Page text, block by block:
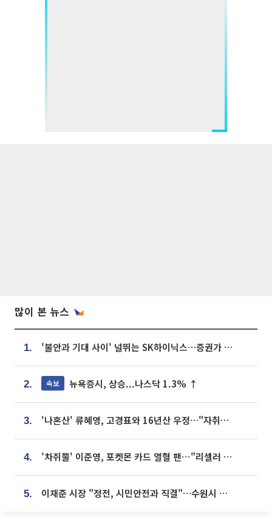
많이 본 뉴스
1. '불안과 기대 사이' 널뛰는 SK하이닉스…증권가 "HBM4·LTA 기반 펀터멘털 견고"
2. 속보 뉴욕증시, 상승...나스닥 1.3% ↑
3. '나혼산' 류혜영, 고경표와 16년산 우정…"자취방서 부모님과 마주쳐"
4. '차쥐뿔' 이준영, 포켓몬 카드 열혈 팬⋯"리셀러 처단할 것"
5. 이재준 시장 "정전, 시민안전과 직결"…수원시 비상대응체계 가동